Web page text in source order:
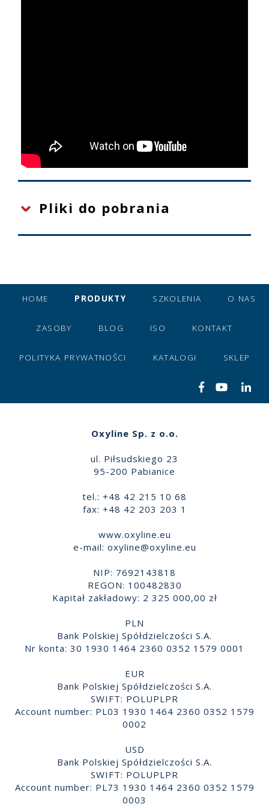
Pliki do pobrania
HOME PRODUKTY SZKOLENIA O NAS
ZASOBY BLOG ISO KONTAKT
POLITYKA PRYWATNOŚCI KATALOGI SKLEP
Oxyline Sp. z o.o.
ul. Piłsudskiego 23
95-200 Pabianice
tel.: +48 42 215 10 68
fax: +48 42 203 203 1
www.oxyline.eu
e-mail: oxyline@oxyline.eu
NIP: 7692143818
REGON: 100482830
Kapitał zakładowy: 2 325 000,00 zł
PLN
Bank Polskiej Spółdzielczości S.A.
Nr konta: 30 1930 1464 2360 0352 1579 0001
EUR
Bank Polskiej Spółdzielczości S.A.
SWIFT: POLUPLPR
Account number: PL03 1930 1464 2360 0352 1579
0002
USD
Bank Polskiej Spółdzielczości S.A.
SWIFT: POLUPLPR
Account number: PL73 1930 1464 2360 0352 1579
0003